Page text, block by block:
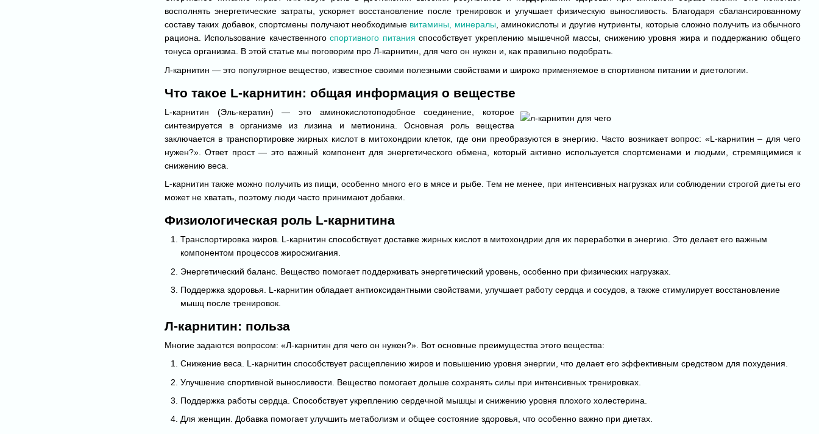
восполнять энергетические затраты, ускоряет восстановление после тренировок и улучшает физическую выносливость. Благодаря сбалансированному
составу таких добавок, спортсмены получают необходимыевитамины, минералы, аминокислоты и другие нутриенты, которые сложно получить из обычного
рациона. Использование качественногоспортивного питания способствует укреплению мышечной массы, снижению уровня жира и поддержанию общего
тонуса организма. В этой статье мы поговорим про Л-карнитин, для чего он нужен и, как правильно подобрать.
Л-карнитин — это популярное вещество, известное своими полезными свойствами и широко применяемое в спортивном питании и диетологии.
Что такое L-карнитин: общая информация о веществе
L-карнитин (Эль-кератин) — это аминокислотоподобное соединение, которое
синтезируется в организме из лизина и метионина. Основная роль вещества
заключается в транспортировке жирных кислот в митохондрии клеток, где они преобразуются в энергию. Часто возникает вопрос: «L-карнитин – для чего
нужен?». Ответ прост — это важный компонент для энергетического обмена, который активно используется спортсменами и людьми, стремящимися к
снижению веса.
L-карнитин также можно получить из пищи, особенно много его в мясе и рыбе. Тем не менее, при интенсивных нагрузках или соблюдении строгой диеты его
может не хватать, поэтому люди часто принимают добавки.
Физиологическая роль L-карнитина
Транспортировка жиров. L-карнитин способствует доставке жирных кислот в митохондрии для их переработки в энергию. Это делает его важным
компонентом процессов жиросжигания.
Энергетический баланс. Вещество помогает поддерживать энергетический уровень, особенно при физических нагрузках.
Поддержка здоровья. L-карнитин обладает антиоксидантными свойствами, улучшает работу сердца и сосудов, а также стимулирует восстановление
мышц после тренировок.
Л-карнитин: польза
Многие задаются вопросом: «Л-карнитин для чего он нужен?». Вот основные преимущества этого вещества:
Снижение веса. L-карнитин способствует расщеплению жиров и повышению уровня энергии, что делает его эффективным средством для похудения.
Улучшение спортивной выносливости. Вещество помогает дольше сохранять силы при интенсивных тренировках.
Поддержка работы сердца. Способствует укреплению сердечной мышцы и снижению уровня плохого холестерина.
Для женщин. Добавка помогает улучшить метаболизм и общее состояние здоровья, что особенно важно при диетах.